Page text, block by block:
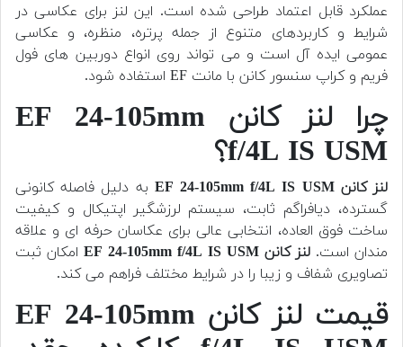
عملکرد قابل اعتماد طراحی شده است. این لنز برای عکاسی در
شرایط و کاربردهای متنوع از جمله پرتره، منظره، و عکاسی
عمومی ایده آل است و می تواند روی انواع دوربین های فول
فریم و کراپ سنسور کانن با مانت EF استفاده شود.
چرا لنز کانن EF 24-105mm
f/4L IS USM؟
لنز کانن EF 24-105mm f/4L IS USM
به دلیل فاصله کانونی
گسترده، دیافراگم ثابت، سیستم لرزشگیر اپتیکال و کیفیت
ساخت فوق العاده، انتخابی عالی برای عکاسان حرفه ای و علاقه
مندان است. لنز کانن EF 24-105mm f/4L IS USM
امکان ثبت
تصاویری شفاف و زیبا را در شرایط مختلف فراهم می کند.
قیمت لنز کانن EF 24-105mm